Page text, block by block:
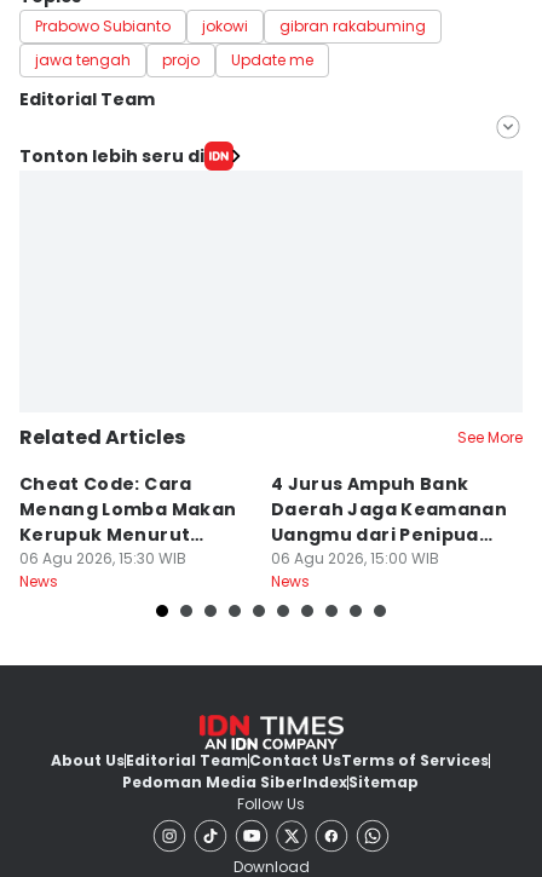
Prabowo Subianto jokowi
gibran rakabuming
jawa tengah
projo Update me
Editorial Team
Editor
Tonton lebih seru di
Related Articles See More
Cheat Code: Cara
Menang Lomba Makan
Kerupuk Menurut
Hukum Fisika, Bukan
Cuma Hoki
06 Agu 2026, 15:30 WIB
News
4 Jurus Ampuh Bank
Daerah Jaga Keamanan
Uangmu dari Penipuan
Digital
06 Agu 2026, 15:00 WIB
News
About UsEditorial TeamContact UsTerms of Services
Pedoman Media SiberIndexSitemap
Follow Us
Download